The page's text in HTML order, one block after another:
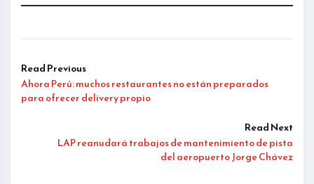
Read Previous
Ahora Perú: muchos restaurantes no están preparados
para ofrecer delivery propio
Read Next
LAP reanudará trabajos de mantenimiento de pista
del aeropuerto Jorge Chávez